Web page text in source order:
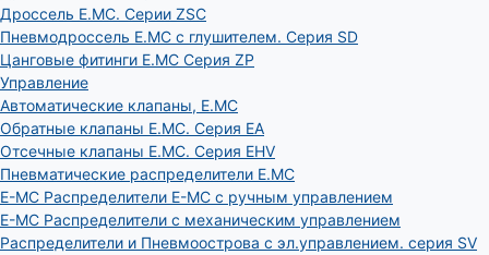
Дроссель E.MC. Серии ZSC
Пневмодроссель E.MC с глушителем. Серия SD
Цанговые фитинги E.MC Серия ZP
Управление
Автоматические клапаны, Е.МС
Обратные клапаны E.MC. Серия EA
Отсечные клапаны E.MC. Серия EHV
Пневматические распределители E.MC
E-MC Распределители E-MC с ручным управлением
E-MC Распределители с механическим управлением
Распределители и Пневмоострова с эл.управлением. серия SV